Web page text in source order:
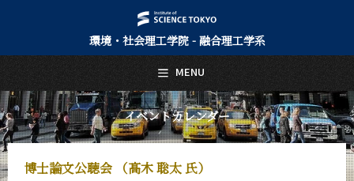
環境・社会理工学院 - 融合理工学系
イベントカレンダー
博士論文公聴会 （髙木 聡太 氏）
MENU
日本語 English
トップページ
Top Page
融合理工学系について
About Us